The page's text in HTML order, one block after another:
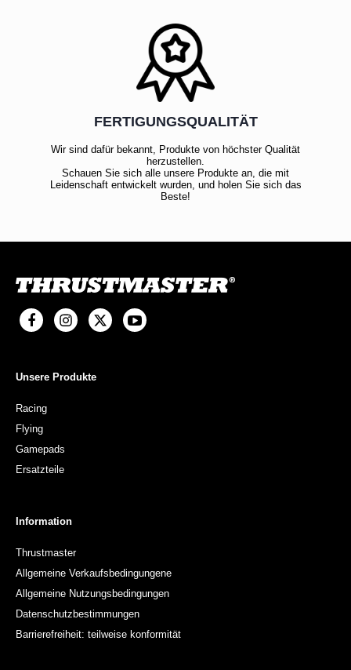
FERTIGUNGSQUALITÄT
Wir sind dafür bekannt, Produkte von höchster Qualität
herzustellen.
Schauen Sie sich alle unsere Produkte an, die mit
Leidenschaft entwickelt wurden, und holen Sie sich das
Beste!
Unsere Produkte
Racing
Flying
Gamepads
Ersatzteile
Information
Thrustmaster
Allgemeine Verkaufsbedingungene
Allgemeine Nutzungsbedingungen
Datenschutzbestimmungen
Barrierefreiheit: teilweise konformität